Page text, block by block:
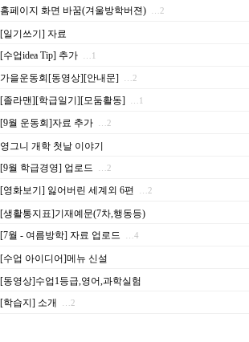
홈페이지 화면 바꿈(겨울방학버젼) …2
[일기쓰기] 자료
[수업idea Tip] 추가 …1
가을운동회[동영상][안내문] …2
[졸라맨][학급일기][모둠활동] …1
[9월 운동회]자료 추가 …2
영그니 개학 첫날 이야기
[9월 학급경영] 업로드 …2
[영화보기] 잃어버린 세계외 6편 …2
[생활통지표]기재예문(7차,행동등)
[7월 - 여름방학] 자료 업로드 …4
[수업 아이디어]메뉴 신설
[동영상]수업1등급,영어,과학실험
[학습지] 소개 …2